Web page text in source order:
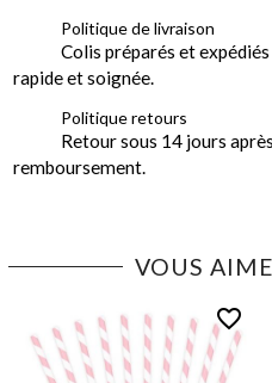
Politique de livraison
Colis préparés et
rapide et soignée.
Politique retours
Retour sous 14 jours
remboursement.
VOUS
favorite_border